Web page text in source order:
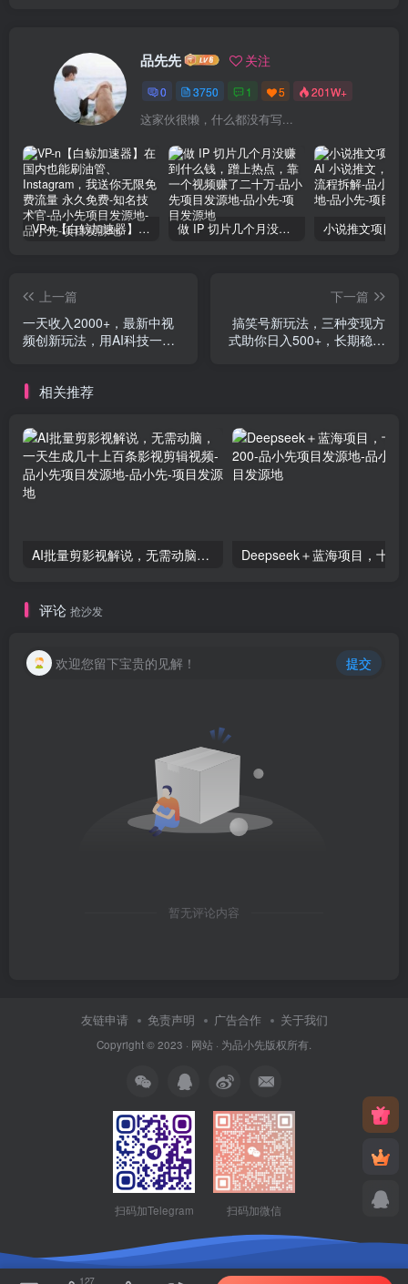
品先先 关注
0 3750 1 5 201W+
这家伙很懒，什么都没有写...
VP-n【白鲸加速器】在国内也能刷油管、Instagram，我送你无限免费流量 永久免费-知名技术官-品小先项目发源地 做 IP 切片几个月没赚到什么钱，蹭上热点，靠一个视频赚了二十万-品小先项目发源地
上一篇
一天收入2000+，最新中视
频创新玩法，用AI科技一键
下一篇
搞笑号新玩法，三种变现方
式助你日入500+，长期稳定
相关推荐
AI批量剪影视解说，无需动脑，一天生成几十上百条影视剪辑视频-品小先项目发源地
评论 抢沙发
欢迎您留下宝贵的见解！ 提交
暂无评论内容
友链申请 免责声明 广告合作 关于我们
Copyright © 2023 · 网站 · 为品小先版权所有.
扫码加Telegram 扫码加微信
127